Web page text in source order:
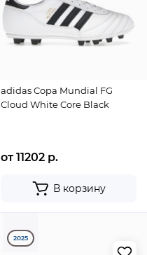
adidas Copa Mundial FG
Cloud White Core Black
от 11202 р.
В корзину
2025